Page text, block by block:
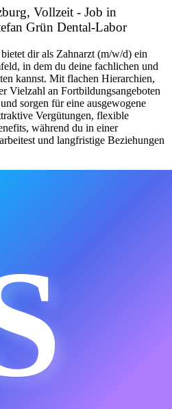
Vollzeit - Job in
Grün Dental-Labor
dir als Zahnarzt (m/w/d) ein
in dem du deine fachlichen und
kannst. Mit flachen Hierarchien,
Vielzahl an Fortbildungsangeboten
sorgen für eine ausgewogene
Vergütungen, flexible
während du in einer
und langfristige Beziehungen